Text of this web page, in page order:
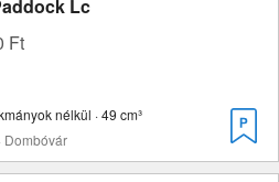
Lc
Ft
nélkül · 49 cm³
Dombóvár